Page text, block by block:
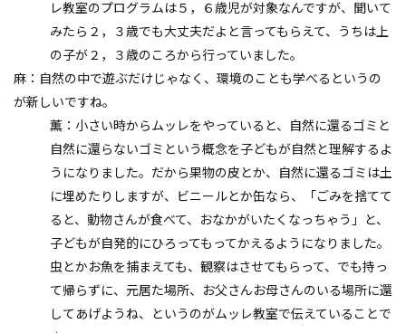
レ教室のプログラムは５，６歳児が対象なんですが、聞いて
みたら２，３歳でも大丈夫だよと言ってもらえて、うちは上
の子が２，３歳のころから行っていました。
麻：自然の中で遊ぶだけじゃなく、環境のことも学べるというの
が新しいですね。
薫：小さい時からムッレをやっていると、自然に還るゴミと
自然に還らないゴミという概念を子どもが自然と理解するよ
うになりました。だから果物の皮とか、自然に還るゴミは土
に埋めたりしますが、ビニールとか缶なら、「ごみを捨てて
ると、動物さんが食べて、おなかがいたくなっちゃう」と、
子どもが自発的にひろってもってかえるようになりました。
虫とかお魚を捕まえても、観察はさせてもらって、でも持っ
て帰らずに、元居た場所、お父さんお母さんのいる場所に還
してあげようね、というのがムッレ教室で伝えていることで